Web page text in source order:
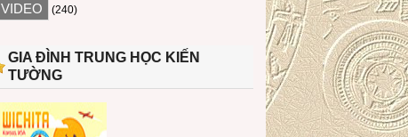
VIDEO (240)
GIA ĐÌNH TRUNG HỌC KIẾN
TƯỜNG